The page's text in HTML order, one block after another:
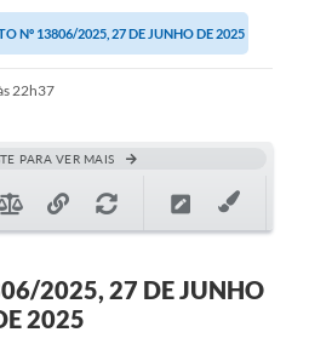
Nº 13806/2025, 27 DE JUNHO DE 2025
22h37
PARA VER MAIS
2025, 27 DE JUNHO
2025